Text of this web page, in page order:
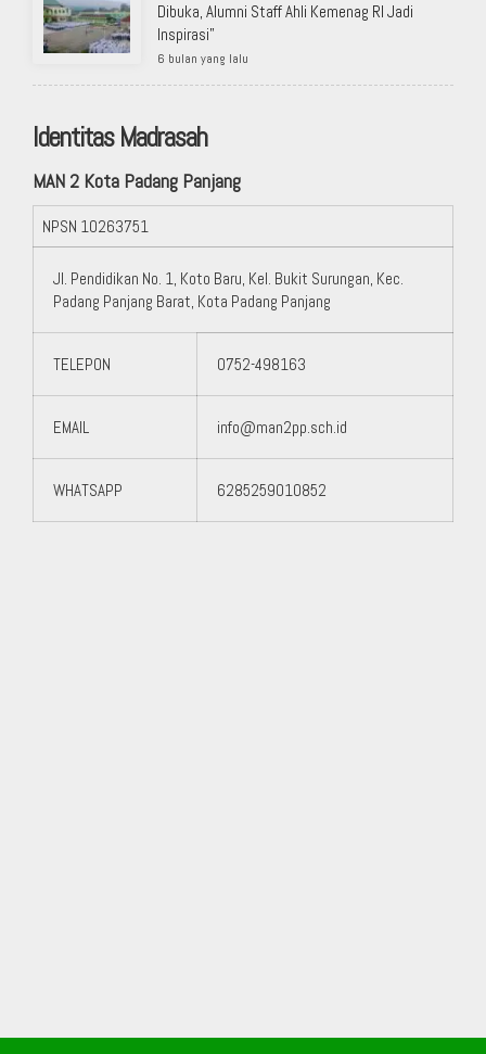
Dibuka, Alumni Staff Ahli Kemenag RI Jadi
Inspirasi”
6 bulan yang lalu
Identitas Madrasah
MAN 2 Kota Padang Panjang
NPSN 10263751
Jl. Pendidikan No. 1, Koto Baru, Kel. Bukit Surungan, Kec.
Padang Panjang Barat, Kota Padang Panjang
TELEPON 0752-498163
EMAIL info@man2pp.sch.id
WHATSAPP 6285259010852